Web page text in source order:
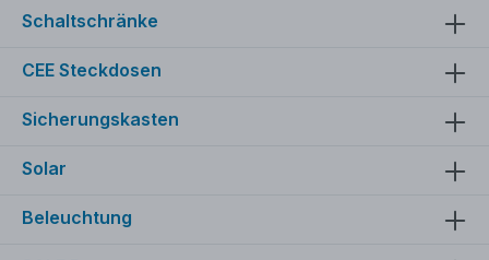
Schaltschränke
CEE Steckdosen
Sicherungskasten
Solar
Beleuchtung